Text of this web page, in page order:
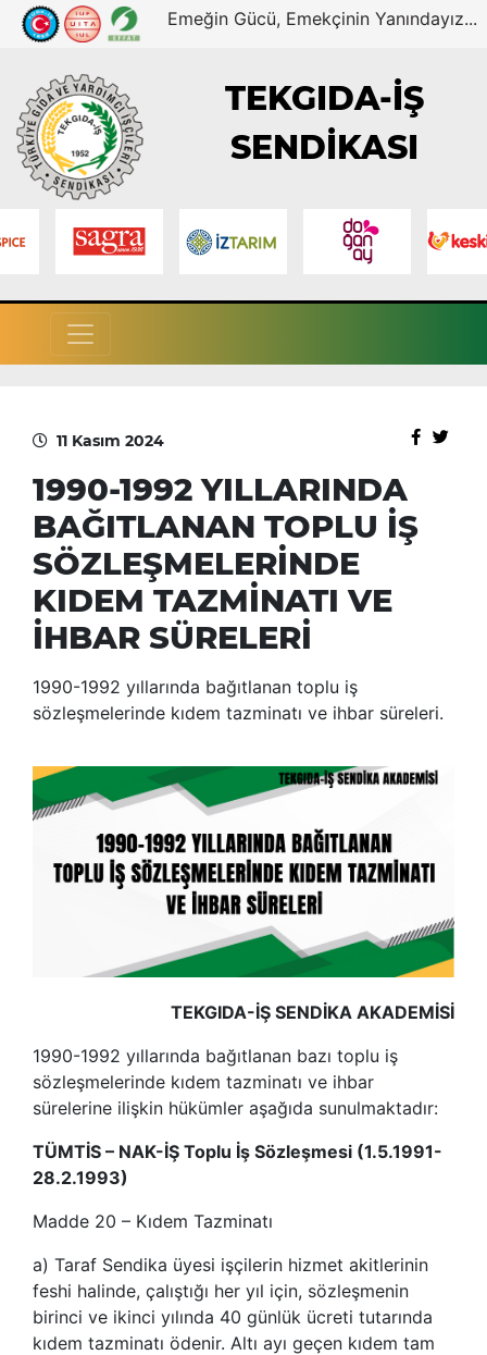
Emeğin Gücü, Emekçinin Yanındayız...
TEKGIDA-İŞ
SENDİKASI
11 Kasım 2024
1990-1992 YILLARINDA
BAĞITLANAN TOPLU İŞ
SÖZLEŞMELERİNDE
KIDEM TAZMİNATI VE
İHBAR SÜRELERİ
1990-1992 yıllarında bağıtlanan toplu iş
sözleşmelerinde kıdem tazminatı ve ihbar süreleri.
TEKGIDA-İŞ SENDİKA AKADEMİSİ
1990-1992 yıllarında bağıtlanan bazı toplu iş
sözleşmelerinde kıdem tazminatı ve ihbar
sürelerine ilişkin hükümler aşağıda sunulmaktadır:
TÜMTİS – NAK-İŞ Toplu İş Sözleşmesi (1.5.1991-
28.2.1993)
Madde 20 – Kıdem Tazminatı
a) Taraf Sendika üyesi işçilerin hizmet akitlerinin
feshi halinde, çalıştığı her yıl için, sözleşmenin
birinci ve ikinci yılında 40 günlük ücreti tutarında
kıdem tazminatı ödenir. Altı ayı geçen kıdem tam